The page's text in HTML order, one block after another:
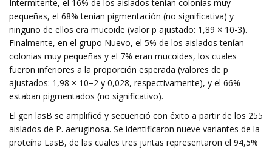
Intermitente, el 16% de los aislados tenían colonias muy
pequeñas, el 68% tenían pigmentación (no significativa) y
ninguno de ellos era mucoide (valor p ajustado: 1,89 × 10-3).
Finalmente, en el grupo Nuevo, el 5% de los aislados tenían
colonias muy pequeñas y el 7% eran mucoides, los cuales
fueron inferiores a la proporción esperada (valores de p
ajustados: 1,98 × 10−2 y 0,028, respectivamente), y el 66%
estaban pigmentados (no significativo).
El gen lasB se amplificó y secuenció con éxito a partir de los 255
aislados de P. aeruginosa. Se identificaron nueve variantes de la
proteína LasB, de las cuales tres juntas representaron el 94,5%